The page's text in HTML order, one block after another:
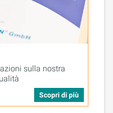
sulla nostra
Scopri di più